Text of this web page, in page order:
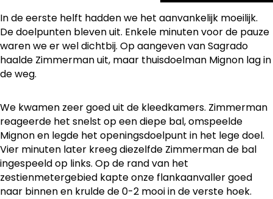
In de eerste helft hadden we het aanvankelijk moeilijk.
De doelpunten bleven uit. Enkele minuten voor de pauze
waren we er wel dichtbij. Op aangeven van Sagrado
haalde Zimmerman uit, maar thuisdoelman Mignon lag in
de weg.
We kwamen zeer goed uit de kleedkamers. Zimmerman
reageerde het snelst op een diepe bal, omspeelde
Mignon en legde het openingsdoelpunt in het lege doel.
Vier minuten later kreeg diezelfde Zimmerman de bal
ingespeeld op links. Op de rand van het
zestienmetergebied kapte onze flankaanvaller goed
naar binnen en krulde de 0-2 mooi in de verste hoek.